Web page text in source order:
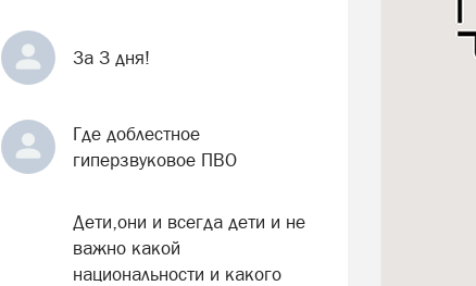
За 3 дня!
Где доблестное
гиперзвуковое ПВО
Дети,они и всегда дети и не
важно какой
национальности и какого